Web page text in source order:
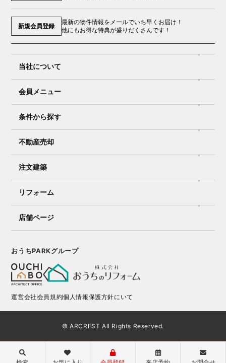
新規会員登録
最新の物件情報をメールでいち早くお届け！
他にもお得な特典が盛りだくさんです！
当社について
会員メニュー
条件から探す
不動産売却
注文建築
リフォーム
店舗ページ
おうちPARKグループ
運営会社会員規約個人情報保護方針にいて
© ARCREST All Rights Reserved.